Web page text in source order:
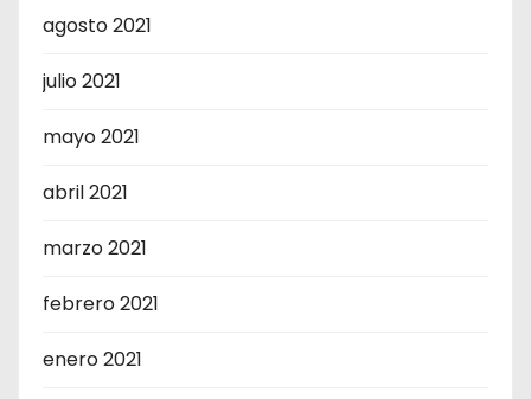
agosto 2021
julio 2021
mayo 2021
abril 2021
marzo 2021
febrero 2021
enero 2021